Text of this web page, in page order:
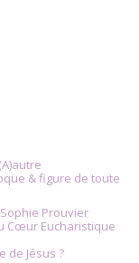
& figure de toute
Prouvier
Cœur Eucharistique
de Jésus ?